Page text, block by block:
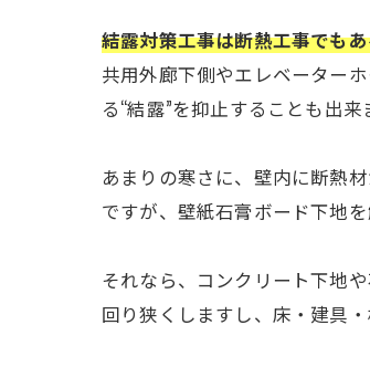
結露対策工事は断熱工事でも
共用外廊下側やエレベーター
る“結露”を抑止することも出来
あまりの寒さに、壁内に断熱
ですが、壁紙石膏ボード下地
それなら、コンクリート下地
回り狭くしますし、床・建具